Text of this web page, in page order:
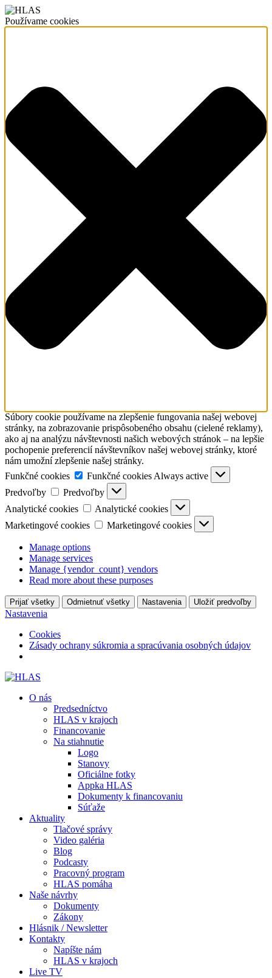
Používame cookies
Súbory cookie používame na zlepšenie fungovania našej webovej
stránky, na zobrazovanie prispôsobeného obsahu (cielené reklamy),
ako aj na analýzu návštevnosti našich webových stránok – na lepšie
pochopenie preferencií návštevníkov našej webovej stránky, ktoré
nám umožní zlepšenie našej stránky.
Funkčné cookies
Funkčné cookies Always active
Predvoľby
Predvoľby
Analytické cookies
Analytické cookies
Marketingové cookies
Marketingové cookies
Manage options
Manage services
Manage {vendor_count} vendors
Read more about these purposes
Prijať všetky Odmietnuť všetky Nastavenia Uložiť predvoľby
Nastavenia
Cookies
Zásady ochrany súkromia a spracúvania osobných údajov
O nás
Predsedníctvo
HLAS v krajoch
Financovanie
Na stiahnutie
Logo
Stanovy
Oficiálne fotky
Appka HLAS
Dokumenty k financovaniu
Súťaže
Aktuality
Tlačové správy
Video galéria
Blog
Podcasty
Pracovný program
HLAS pomáha
Naše návrhy
Dokumenty
Zákony
Hlásnik / Newsletter
Kontakty
Napíšte nám
HLAS v krajoch
Live TV